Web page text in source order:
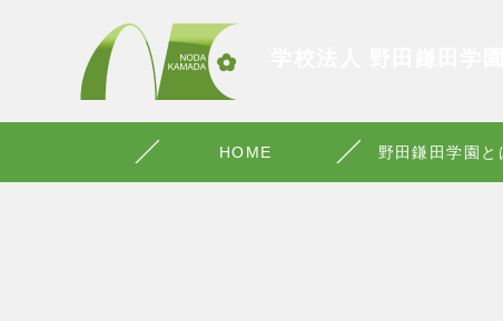
HOME 野田鎌田学園と